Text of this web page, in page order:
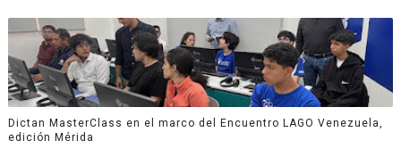
Dictan MasterClass en el marco del Encuentro LAGO Venezuela,
edición Mérida